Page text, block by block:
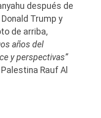
después de
Trump y
de arriba,
años del
y perspectivas”
Rauf Al